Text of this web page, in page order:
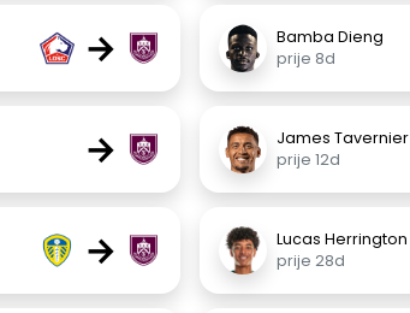
→
Bamba Dieng
prije 8d
→
James Tavernier
prije 12d
→
Lucas Herrington
prije 28d